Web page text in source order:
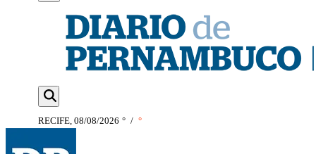
RECIFE, 08/08/2026 ° / °